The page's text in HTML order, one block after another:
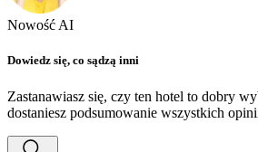
Nowość AI
Dowiedz się, co sądzą inni
Zastanawiasz się, czy ten hotel to dobry
dostaniesz podsumowanie wszystkich